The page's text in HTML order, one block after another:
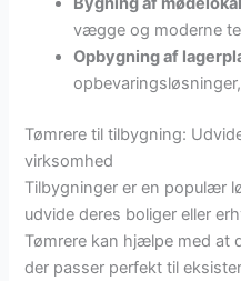
vægge og moderne
Opbygning af
Tømrere til tilbygning:
virksomhed
Tilbygninger er en populær
udvide deres boliger eller
Tømrere kan hjælpe med at
der passer perfekt til